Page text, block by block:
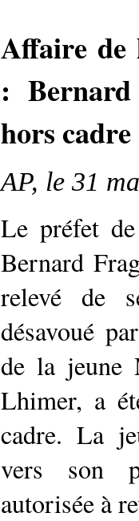
Affaire de
:
hors cadre
AP, le 31
Le préfet
Bernard
relevé de
désavoué
de la jeune
Lhimer, a
cadre. La
vers son
autorisée à